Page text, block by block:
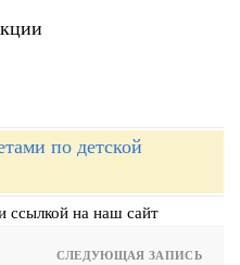
по детской
ссылкой на наш сайт
СЛЕДУЮЩАЯ ЗАПИСЬ